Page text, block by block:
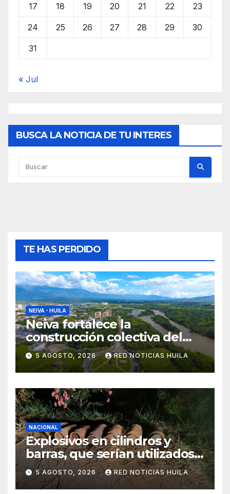
17 18 19 20 21 22 23
24 25 26 27 28 29 30
31
« Jul
BUSCA LA NOTICIA DE TU INTERES
TE HAS PERDIDO
NEIVA - HUILA
Neiva fortalece la
construcción colectiva del
POT
5 AGOSTO, 2026 RED NOTICIAS HUILA
NACIONAL
Explosivos en cilindros y
barras, que serían utilizados
en Cali, fueron incautados
por la Policía
5 AGOSTO, 2026 RED NOTICIAS HUILA